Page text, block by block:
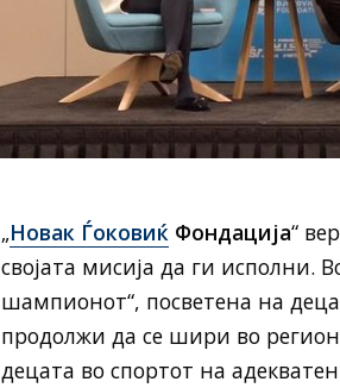
„Новак Ѓоковиќ Фондација“
својата мисија да ги исполни.
шампионот“, посветена на
продолжи да се шири во
децата во спортот на